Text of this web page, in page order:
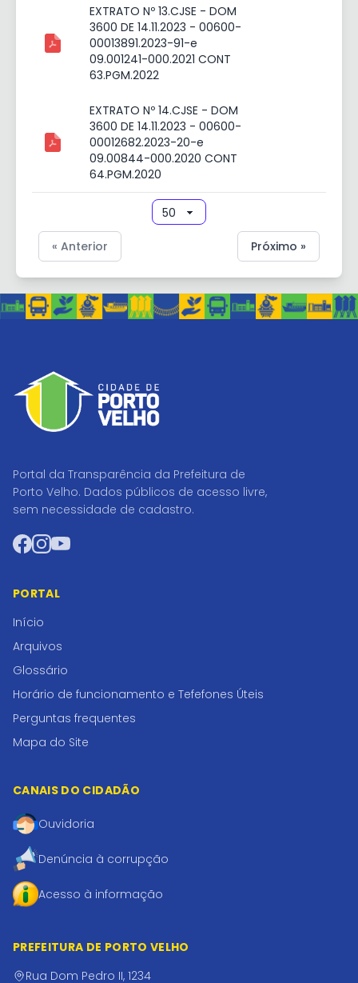
EXTRATO Nº 13.CJSE - DOM
3600 DE 14.11.2023 - 00600-
00013891.2023-91-e
09.001241-000.2021 CONT
63.PGM.2022
EXTRATO Nº 14.CJSE - DOM
3600 DE 14.11.2023 - 00600-
00012682.2023-20-e
09.00844-000.2020 CONT
64.PGM.2020
« Anterior Próximo »
Portal da Transparência da Prefeitura de
Porto Velho. Dados públicos de acesso livre,
sem necessidade de cadastro.
Facebook
Instagram
YouTube
PORTAL
Início
Arquivos
Glossário
Horário de funcionamento e Tefefones Úteis
Perguntas frequentes
Mapa do Site
CANAIS DO CIDADÃO
Ouvidoria
Denúncia à corrupção
Acesso à informação
PREFEITURA DE PORTO VELHO
Rua Dom Pedro II, 1234